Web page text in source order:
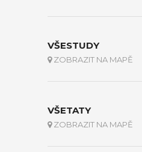
VŠESTUDY
ZOBRAZIT NA MAPĚ
VŠETATY
ZOBRAZIT NA MAPĚ